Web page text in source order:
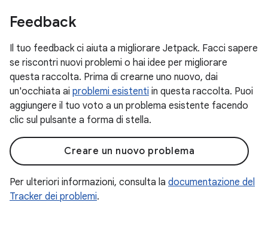
Feedback
Il tuo feedback ci aiuta a migliorare Jetpack. Facci sapere
se riscontri nuovi problemi o hai idee per migliorare
questa raccolta. Prima di crearne uno nuovo, dai
un'occhiata ai problemi esistenti in questa raccolta. Puoi
aggiungere il tuo voto a un problema esistente facendo
clic sul pulsante a forma di stella.
Creare un nuovo problema
Per ulteriori informazioni, consulta la documentazione del
Tracker dei problemi.